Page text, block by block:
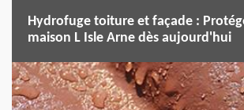
Hydrofuge toiture et façade :
maison L Isle Arne dès aujourd'hui